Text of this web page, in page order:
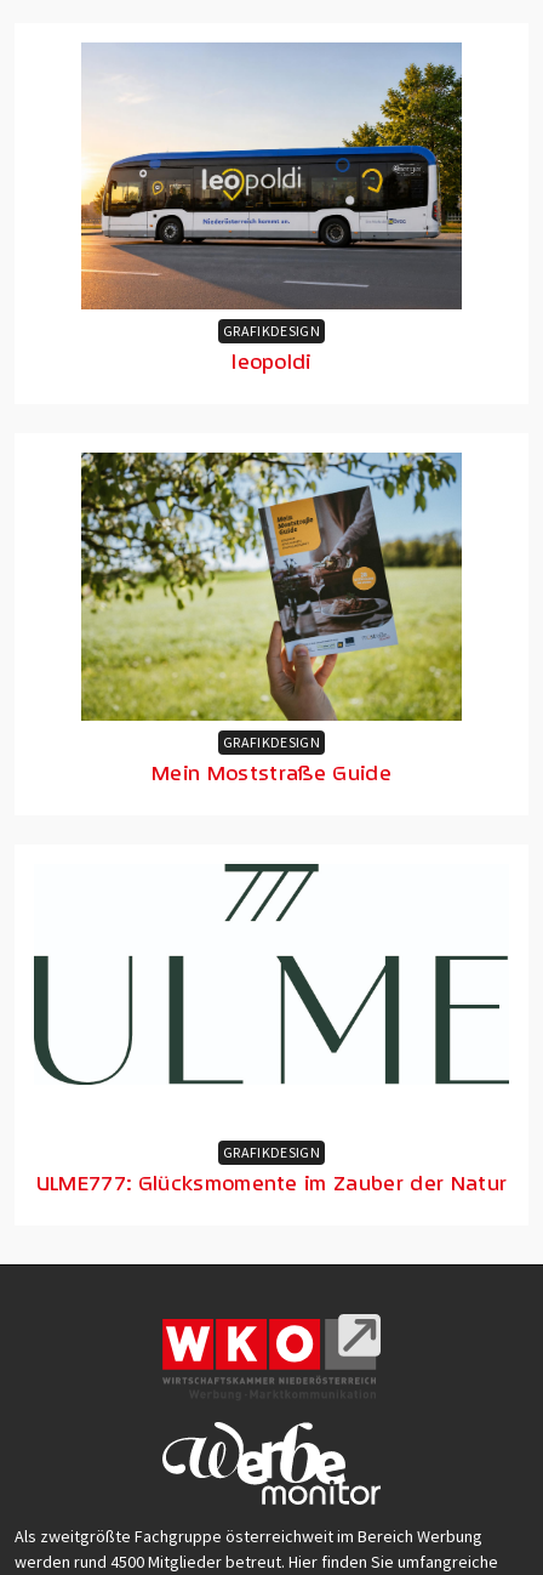
GRAFIKDESIGN
leopoldi
GRAFIKDESIGN
Mein Moststraße Guide
GRAFIKDESIGN
ULME777: Glücksmomente im Zauber der Natur
Als zweitgrößte Fachgruppe österreichweit im Bereich Werbung
werden rund 4500 Mitglieder betreut. Hier finden Sie umfangreiche